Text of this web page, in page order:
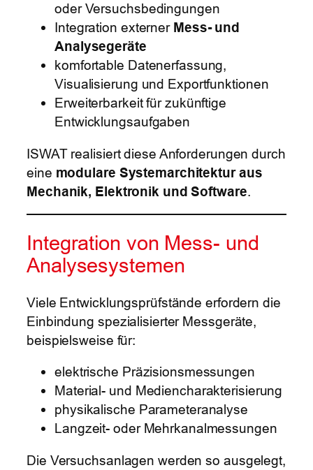
oder Versuchsbedingungen
Integration externer Mess- und
Analysegeräte
komfortable Datenerfassung,
Visualisierung und Exportfunktionen
Erweiterbarkeit für zukünftige
Entwicklungsaufgaben
ISWAT realisiert diese Anforderungen durch
eine modulare Systemarchitektur aus
Mechanik, Elektronik und Software.
Integration von Mess- und
Analysesystemen
Viele Entwicklungsprüfstände erfordern die
Einbindung spezialisierter Messgeräte,
beispielsweise für:
elektrische Präzisionsmessungen
Material- und Mediencharakterisierung
physikalische Parameteranalyse
Langzeit- oder Mehrkanalmessungen
Die Versuchsanlagen werden so ausgelegt,